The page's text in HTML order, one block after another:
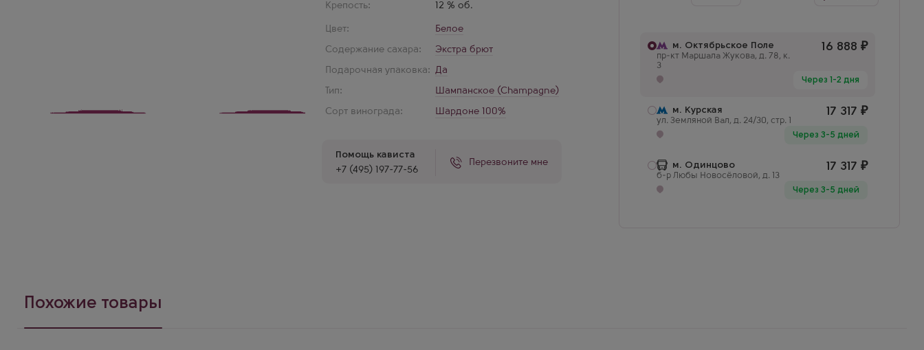
Крепость:
12 % об.
Цвет:
Белое
Содержание сахара:
Экстра брют
Подарочная упаковка: Да
Тип:
Шампанское (Champagne)
Сорт винограда:
Шардоне 100%
Помощь кависта
+7 (495) 197-77-56
Перезвоните мне
м. Октябрьское Поле
пр-кт Маршала Жукова, д. 78, к.
3
16 888 ₽
Через 1-2 дня
м. Курская
ул. Земляной Вал, д. 24/30, стр. 1
17 317 ₽
Через 3-5 дней
м. Одинцово
б-р Любы Новосёловой, д. 13
17 317 ₽
Через 3-5 дней
Похожие товары